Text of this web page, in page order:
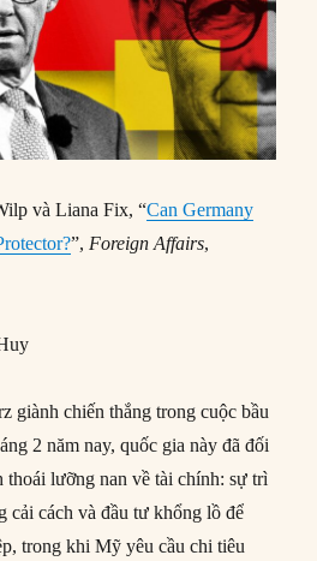
và Liana Fix, “Can Germany
”, Foreign Affairs,
giành chiến thắng trong cuộc bầu
2 năm nay, quốc gia này đã đối
thoái lưỡng nan về tài chính: sự trì
cải cách và đầu tư khổng lồ để
trong khi Mỹ yêu cầu chi tiêu